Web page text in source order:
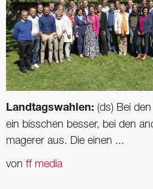
Landtagswahlen: (ds) Bei
ein bisschen besser, bei den
magerer aus. Die einen ...
von ff media